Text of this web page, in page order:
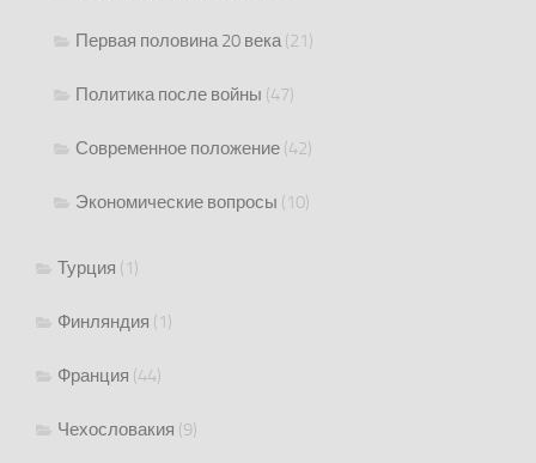
Первая половина 20 века(21)
Политика после войны (47)
Современное положение (42)
Экономические вопросы (10)
Турция (1)
Финляндия (1)
Франция (44)
Чехословакия (9)